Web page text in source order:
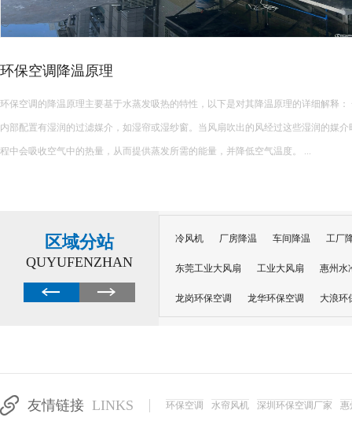
环保空调降温原理
环保空调的降温原理主要基于水蒸发吸热的特性，以下是对其降温原理的详细解释： 一、核心原理 环保空调
内部配置有湿润的过滤媒介，如湿帘或湿纱窗。当风扇吹出的风经过这些湿润的媒
程中会吸收空气中的热量，从而提供蒸发所需的能量，并降低空气温度。 ...
区域分站
QUYUFENZHAN
冷风机 厂房降温 车间降温 工厂
东莞工业大风扇 工业大风扇 惠州水
龙岗环保空调 龙华环保空调 大浪环
友情链接 LINKS 环保空调 水帘风机 深圳环保空调厂家 惠